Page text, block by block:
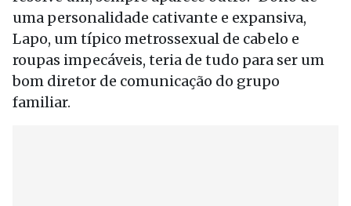
uma personalidade cativante e expansiva,
Lapo, um típico metrossexual de cabelo e
roupas impecáveis, teria de tudo para ser um
bom diretor de comunicação do grupo
familiar.